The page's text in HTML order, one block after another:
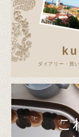
ダイアリー・買
こ